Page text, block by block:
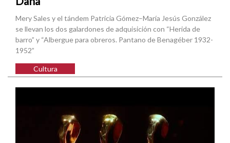
Mery Sales y el tándem Patricia Gómez–María Jesús González
se llevan los dos galardones de adquisición con “Herida de
barro” y “Albergue para obreros. Pantano de Benagéber 1932-
1952”
Cultura